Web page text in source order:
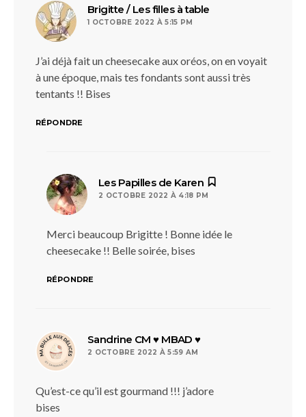
Brigitte / Les filles à table
1 OCTOBRE 2022 À 5:15 PM
J’ai déjà fait un cheesecake aux oréos, on en voyait
à une époque, mais tes fondants sont aussi très
tentants !! Bises
RÉPONDRE
Les Papilles de Karen
2 OCTOBRE 2022 À 4:18 PM
Merci beaucoup Brigitte ! Bonne idée le
cheesecake !! Belle soirée, bises
RÉPONDRE
Sandrine CM ♥ MBAD ♥dit :
2 OCTOBRE 2022 À 5:59 AM
Qu’est-ce qu’il est gourmand !!! j’adore
bises